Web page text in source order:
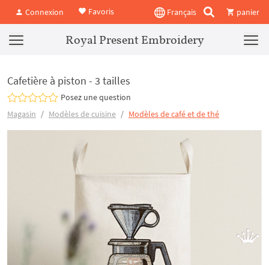
Connexion Favoris Français panier
Royal Present Embroidery
Cafetière à piston - 3 tailles
Posez une question
Magasin
Modèles de cuisine Modèles de café et de thé